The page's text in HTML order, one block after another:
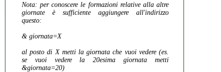
Nota: per conoscere le formazioni relative alla altre
giornate è sufficiente aggiungere all'indirizzo
questo:
& giornata=X
al posto di X metti la giornata che vuoi vedere (es.
se vuoi vedere la 20esima giornata metti
&giornata=20)